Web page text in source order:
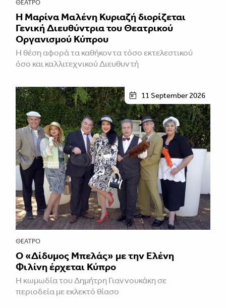
ΘΈΑΤΡΟ
Η Μαρίνα Μαλένη Κυριαζή διορίζεται
Γενική Διευθύντρια του Θεατρικού
Οργανισμού Κύπρου
Η θέση αφορά τα καθήκοντα τόσο εκτελεστικού
όσο και καλλιτεχνικού Διευθυντή
11 September 2026
ΘΈΑΤΡΟ
Ο «Δίδυμος Μπελάς» με την Ελένη
Φιλίνη έρχεται Κύπρο
Η κωμωδία του Δημήτρη Γιαννουκάκη σε
περιοδεία με εκλεκτό θίασο